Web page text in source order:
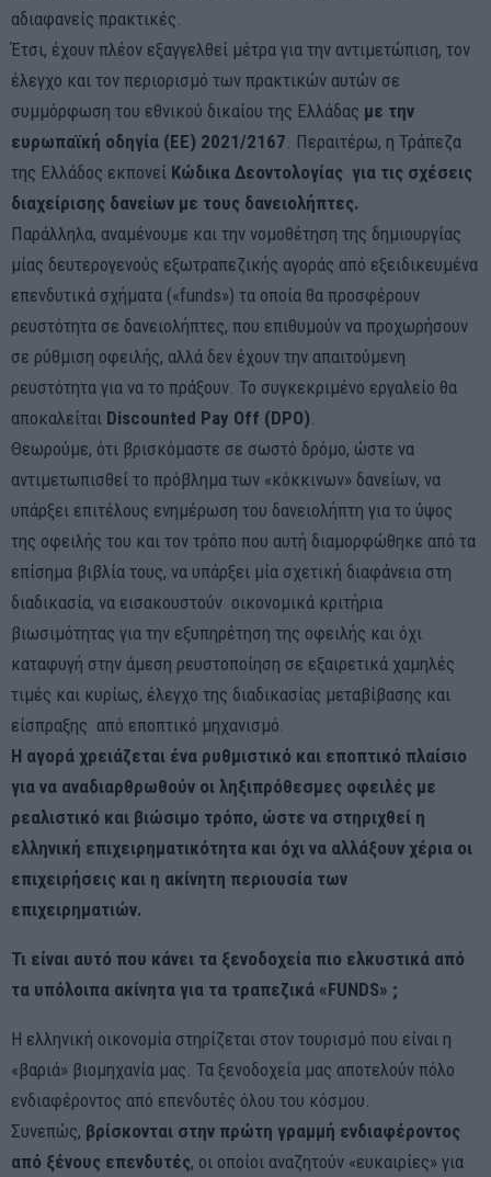
αδιαφανείς πρακτικές.
Έτσι, έχουν πλέον εξαγγελθεί μέτρα για την αντιμετώπιση, τον
έλεγχο και τον περιορισμό των πρακτικών αυτών σε
συμμόρφωση του εθνικού δικαίου της Ελλάδας με την
ευρωπαϊκή οδηγία (ΕΕ) 2021/2167 . Περαιτέρω, η Τράπεζα
της Ελλάδος εκπονεί Κώδικα Δεοντολογίας για τις σχέσεις
διαχείρισης δανείων με τους δανειολήπτες.
Παράλληλα, αναμένουμε και την νομοθέτηση της δημιουργίας
μίας δευτερογενούς εξωτραπεζικής αγοράς από εξειδικευμένα
επενδυτικά σχήματα («funds») τα οποία θα προσφέρουν
ρευστότητα σε δανειολήπτες, που επιθυμούν να προχωρήσουν
σε ρύθμιση οφειλής, αλλά δεν έχουν την απαιτούμενη
ρευστότητα για να το πράξουν. Το συγκεκριμένο εργαλείο θα
αποκαλείται Discounted Pay Off (DPΟ)
Θεωρούμε, ότι βρισκόμαστε σε σωστό δρόμο, ώστε να
αντιμετωπισθεί το πρόβλημα των «κόκκινων» δανείων, να
υπάρξει επιτέλους ενημέρωση του δανειολήπτη για το ύψος
της οφειλής του και τον τρόπο που αυτή διαμορφώθηκε από τα
επίσημα βιβλία τους, να υπάρξει μία σχετική διαφάνεια στη
διαδικασία, να εισακουστούν οικονομικά κριτήρια
βιωσιμότητας για την εξυπηρέτηση της οφειλής και όχι
καταφυγή στην άμεση ρευστοποίηση σε εξαιρετικά χαμηλές
τιμές και κυρίως, έλεγχο της διαδικασίας μεταβίβασης και
είσπραξης από εποπτικό μηχανισμό.
Η αγορά χρειάζεται ένα ρυθμιστικό και εποπτικό πλαίσιο
για να αναδιαρθρωθούν οι ληξιπρόθεσμες οφειλές με
ρεαλιστικό και βιώσιμο τρόπο, ώστε να στηριχθεί η
ελληνική επιχειρηματικότητα και όχι να αλλάξουν χέρια οι
επιχειρήσεις και η ακίνητη περιουσία των
επιχειρηματιών.
Τι είναι αυτό που κάνει τα ξενοδοχεία πιο ελκυστικά από
τα υπόλοιπα ακίνητα για τα τραπεζικά «FUNDS» ;
Η ελληνική οικονομία στηρίζεται στον τουρισμό που είναι η
«βαριά» βιομηχανία μας. Τα ξενοδοχεία μας αποτελούν πόλο
ενδιαφέροντος από επενδυτές όλου του κόσμου.
Συνεπώς, βρίσκονται στην πρώτη γραμμή ενδιαφέροντος
από ξένους επενδυτές, οι οποίοι αναζητούν «ευκαιρίες» για